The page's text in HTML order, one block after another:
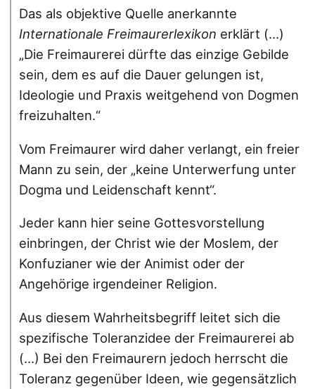
Das als objektive Quelle anerkannte
Internationale Freimaurerlexikon erklärt (…)
„Die Freimaurerei dürfte das einzige Gebilde
sein, dem es auf die Dauer gelungen ist,
Ideologie und Praxis weitgehend von Dogmen
freizuhalten.“
Vom Freimaurer wird daher verlangt, ein freier
Mann zu sein, der „keine Unterwerfung unter
Dogma und Leidenschaft kennt“.
Jeder kann hier seine Gottesvorstellung
einbringen, der Christ wie der Moslem, der
Konfuzianer wie der Animist oder der
Angehörige irgendeiner Religion.
Aus diesem Wahrheitsbegriff leitet sich die
spezifische Toleranzidee der Freimaurerei ab
(…) Bei den Freimaurern jedoch herrscht die
Toleranz gegenüber Ideen, wie gegensätzlich